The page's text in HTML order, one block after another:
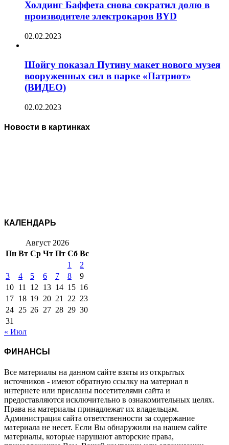
Холдинг Баффета снова сократил долю в
производителе электрокаров BYD
02.02.2023
Шойгу показал Путину макет нового музея
вооруженных сил в парке «Патриот»
(ВИДЕО)
02.02.2023
Новости в картинках
КАЛЕНДАРЬ
Август 2026
Пн Вт Ср Чт Пт Сб Вс
1
2
3
4 5 6 7 8
9
10 11 12 13 14 15 16
17 18 19 20 21 22 23
24 25 26 27 28 29 30
31
« Июл
ФИНАНСЫ
Все материалы на данном сайте взяты из открытых
источников - имеют обратную ссылку на материал в
интернете или присланы посетителями сайта и
предоставляются исключительно в ознакомительных целях.
Права на материалы принадлежат их владельцам.
Администрация сайта ответственности за содержание
материала не несет. Если Вы обнаружили на нашем сайте
материалы, которые нарушают авторские права,